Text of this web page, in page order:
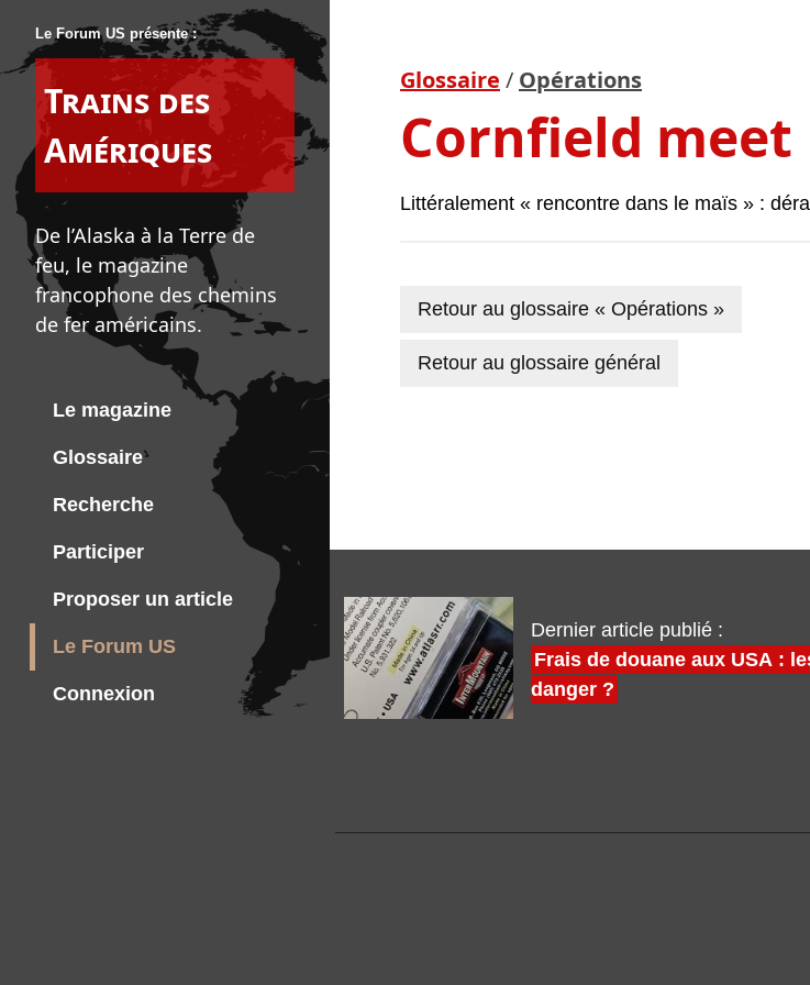
Le Forum US présente :
Trains des
Amériques
De l’Alaska à la Terre de
feu, le magazine
francophone des chemins
de fer américains.
Le magazine
Glossaire
Recherche
Participer
Proposer un article
Le Forum US
Connexion
Glossaire / Opérations
Cornfield meet
Littéralement « rencontre dans le maïs » :
Retour au glossaire « Opérations »
Retour au glossaire général
Dernier article publié :
Frais de douane aux USA :
danger ?